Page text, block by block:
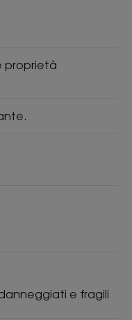
proprietà
e fragili